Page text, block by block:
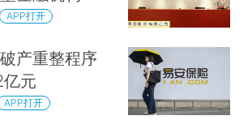
APP打开
产重整程序
亿元
APP打开